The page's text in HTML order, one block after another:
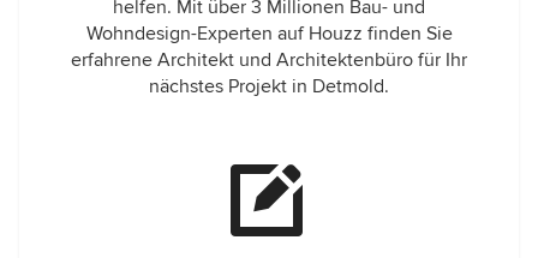
helfen. Mit über 3 Millionen Bau- und
Wohndesign-Experten auf Houzz finden Sie
erfahrene Architekt und Architektenbüro für Ihr
nächstes Projekt in Detmold.